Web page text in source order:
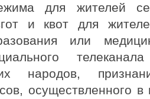
для жителей
и квот для
или
народов,
осуществленного